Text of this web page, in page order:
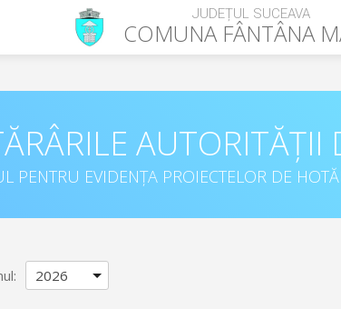
JUDEȚUL SUCEAVA
COMUNA FÂNTÂNA
AUTORITĂȚII
PENTRU EVIDENȚA PROIECTELOR DE